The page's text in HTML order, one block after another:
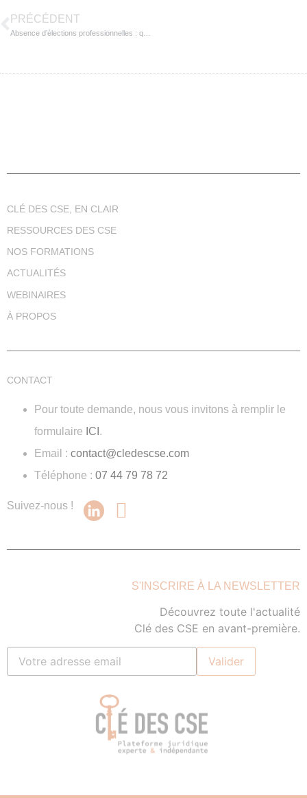
PRÉCÉDENT
CLÉ DES CSE, EN CLAIR
RESSOURCES DES CSE
NOS FORMATIONS
ACTUALITÉS
WEBINAIRES
À PROPOS
CONTACT
Pour toute demande, nous vous invitons à remplir le
formulaire ICI .
Email : contact@cledescse.com
Téléphone : 07 44 79 78 72
Suivez-nous !
S'INSCRIRE À LA NEWSLETTER
Découvrez toute l'actualité
Clé des CSE en avant-première.